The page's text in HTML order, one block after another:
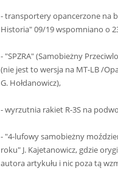
- transportery opancerzone na
Historia" 09/19 wspomniano o
- "SPZRA" (Samobieżny
(nie jest to wersja na MT-LB /
G. Hołdanowicz),
- wyrzutnia rakiet R-3S na
- "4-lufowy samobieżny
roku" J. Kajetanowicz, gdzie
autora artykułu i nic poza tą